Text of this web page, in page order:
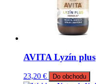
AVITA Lyzín plus
23,20 € Do obchodu